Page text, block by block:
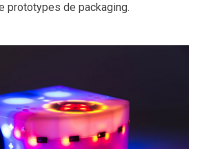
prototypes de packaging.